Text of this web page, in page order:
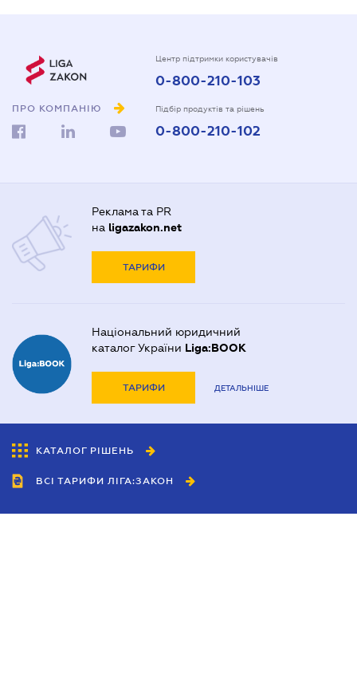
ПРО КОМПАНІЮ
Центр підтримки користувачів
0-800-210-103
Підбір продуктів та рішень
0-800-210-102
Реклама та PR
на ligazakon.net
ТАРИФИ
Національний юридичний
каталог України Liga:BOOK
ТАРИФИ ДЕТАЛЬНІШЕ
КАТАЛОГ РІШЕНЬ
ВСІ ТАРИФИ ЛІГА:ЗАКОН